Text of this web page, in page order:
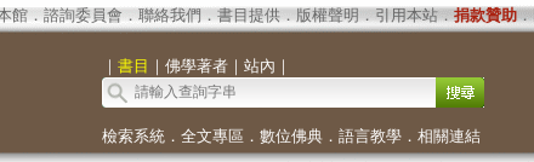
館． 諮詢委員會． 聯絡我們 ． 書目提供． 版權聲明 ． 引用本站． 捐款贊助．
｜ 書目 ｜ 佛學著者｜ 站內 ｜
檢索系統． 全文專區 ． 數位佛典． 語言教學． 相關連結